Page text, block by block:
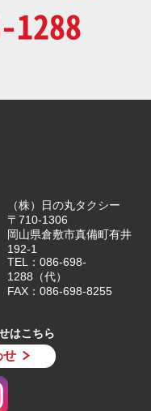
1288
（株）日の丸タクシー
〒710-1306
岡山県倉敷市真備町有井
192-1
TEL：086-698-
1288（代）
FAX：086-698-8255
はこちら
せ